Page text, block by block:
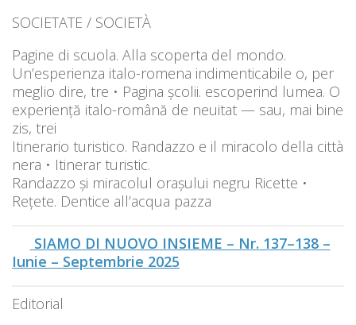
SOCIETATE / SOCIETÀ
Pagine di scuola. Alla scoperta del mondo.
Un’esperienza italo-romena indimenticabile o, per
meglio dire, tre • Pagina școlii. escoperind lumea. O
experiență italo-română de neuitat — sau, mai bine
zis, trei
Itinerario turistico. Randazzo e il miracolo della città
nera • Itinerar turistic.
Randazzo și miracolul orașului negru Ricette •
Rețete. Dentice all’acqua pazza
SIAMO DI NUOVO INSIEME – Nr. 137–138 –
Iunie – Septembrie 2025
Editorial